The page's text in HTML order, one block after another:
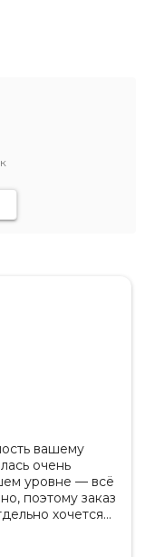
вашему
уровне — всё
поэтому заказ